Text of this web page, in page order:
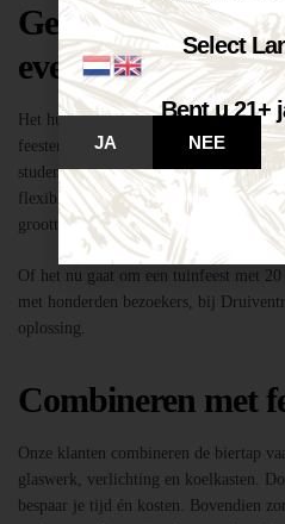
Geschikt voor elk
evenement
Het huren van een biertap in locatie
feesten thuis, maar ook voor
studentenfeestjes en
flexibiliteit van onze tapinstallaties
grootte en aard van elk evenement.
Of het nu gaat om een tuinfeest met
met honderden bezoekers, bij
oplossing.
Combineren met
Onze klanten combineren de biertap
glaswerk, verlichting en koelkasten.
bespaar je tijd én kosten. Bovendien
Select
Bent u 21+
JA NEE